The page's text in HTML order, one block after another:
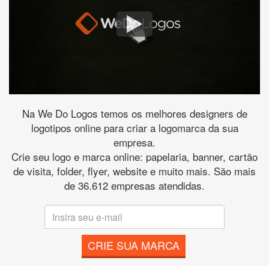
Na We Do Logos temos os melhores designers de
logotipos online para criar a logomarca da sua
empresa.
Crie seu logo e marca online: papelaria, banner, cartão
de visita, folder, flyer, website e muito mais. São mais
de 36.612 empresas atendidas.
CRIE SUA MARCA